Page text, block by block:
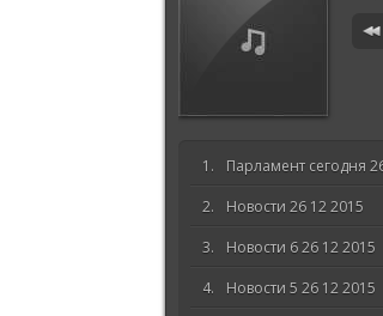
Парламент сегодня
Новости 26 12 2015
Новости 6 26 12 2015
Новости 5 26 12 2015